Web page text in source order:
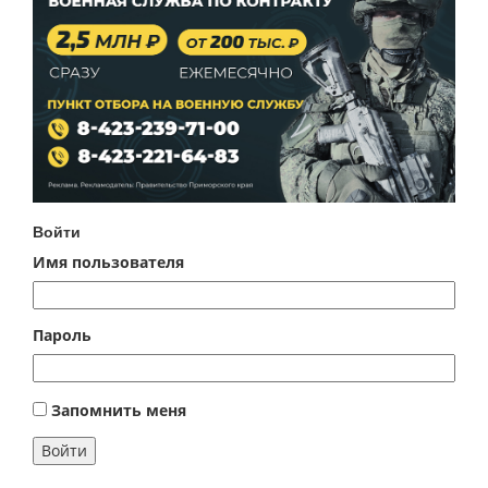
Войти
Имя пользователя
Пароль
Запомнить меня
Войти